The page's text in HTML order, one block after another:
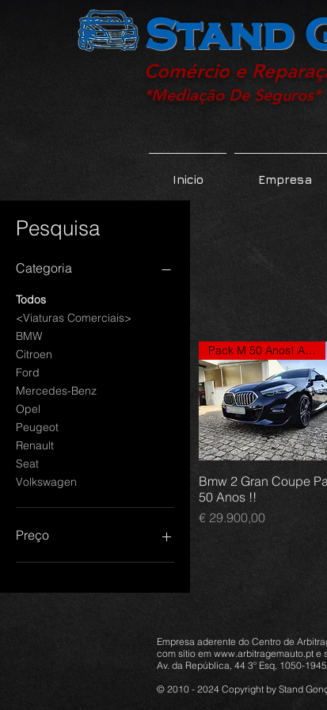
Stand
Comércio e
*Mediação De Seguros*
Inicio Empresa
Pesquisa
Categoria
Todos
<Viaturas Comerciais>
BMW
Citroen
Ford
Mercedes-Benz
Opel
Peugeot
Renault
Seat
Volkswagen
Preço
Pack M 50 Anos! Automático**
Bmw 2 Gran Coupe
50 Anos !!
Preço
€ 29.900,00
Empresa aderente do Centro de
com sítio em www.arbitragemauto.pt e
Av. da República, 44 3º Esq, 1050-
© 2010 - 2024 Copyright by Stand